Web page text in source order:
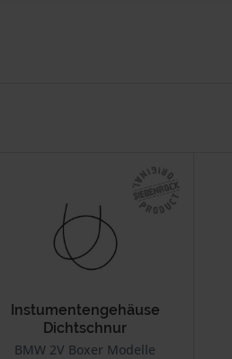
Instumentengehäuse
Dichtschnur
BMW 2V Boxer Modelle